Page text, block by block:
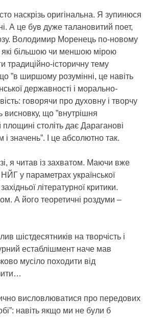
наскрізь оригінальна. Я зупинюся
А це був дуже талановитий поет,
Володимир Моренець по-новому
які більшою чи меншою мірою
традиційно-історичну тему
”в ширшому розумінні, це навіть
державності і морально-
говорячи про духовну і творчу
що ”внутрішня
площині століть дає Дараганові
значень”. І це абсолютно так.
я читав із захватом. Маючи вже
у параметрах української
літературної критики.
А його теоретичні роздуми –
шістдесятників на творчість і
естаблішмент наче мав
мусіло походити від
висловлюватися про передових
навіть якщо ми не були б